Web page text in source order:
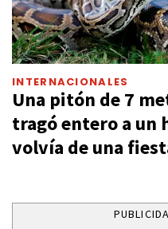
INTERNACIONALES
Una pitón de 7
tragó entero a un
volvía de una